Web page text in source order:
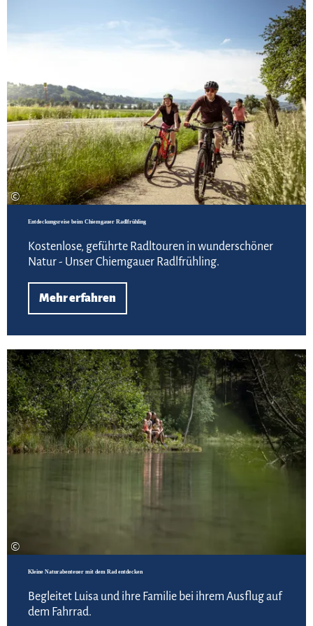
©
Entdeckungsreise beim Chiemgauer Radlfrühling
Kostenlose, geführte Radltouren in wunderschöner
Natur - Unser Chiemgauer Radlfrühling.
Mehr erfahren
©
Kleine Naturabenteuer mit dem Rad entdecken
Begleitet Luisa und ihre Familie bei ihrem Ausflug auf
dem Fahrrad.